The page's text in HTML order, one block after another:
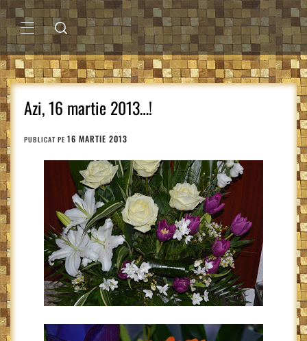
Sari
la
conținutMENIU
PRINCIPAL
Azi, 16 martie 2013…!
PUBLICAT PE 16 MARTIE 2013